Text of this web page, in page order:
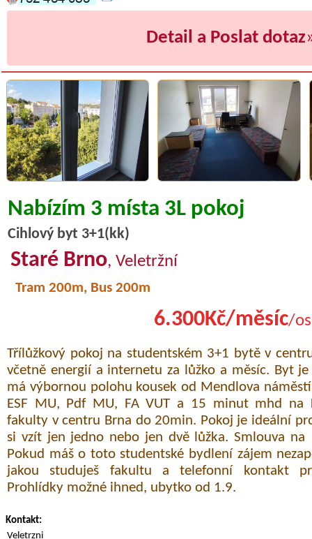
Detail a Poslat dotaz
Nabízím 3 místa 3L pokoj
Cihlový byt 3+1(kk)
Staré Brno, Veletržní
Tram 200m, Bus 200m
6.300Kč/měsíc/
Třílůžkový pokoj na studentském 3+1 bytě v
včetně energií a internetu za lůžko a měsíc. Byt
má výbornou polohu kousek od Mendlova
ESF MU, Pdf MU, FA VUT a 15 minut mhd na
fakulty v centru Brna do 20min. Pokoj je ideální
si vzít jen jedno nebo jen dvě lůžka. Smlouva
Pokud máš o toto studentské bydlení zájem
jakou studuješ fakultu a telefonní kontakt
Prohlídky možné ihned, ubytko od 1.9.
Kontakt:
Veletrzni